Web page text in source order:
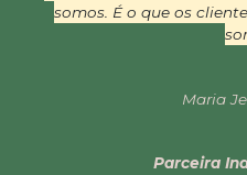
somos. É o que os
Maria
Parceira